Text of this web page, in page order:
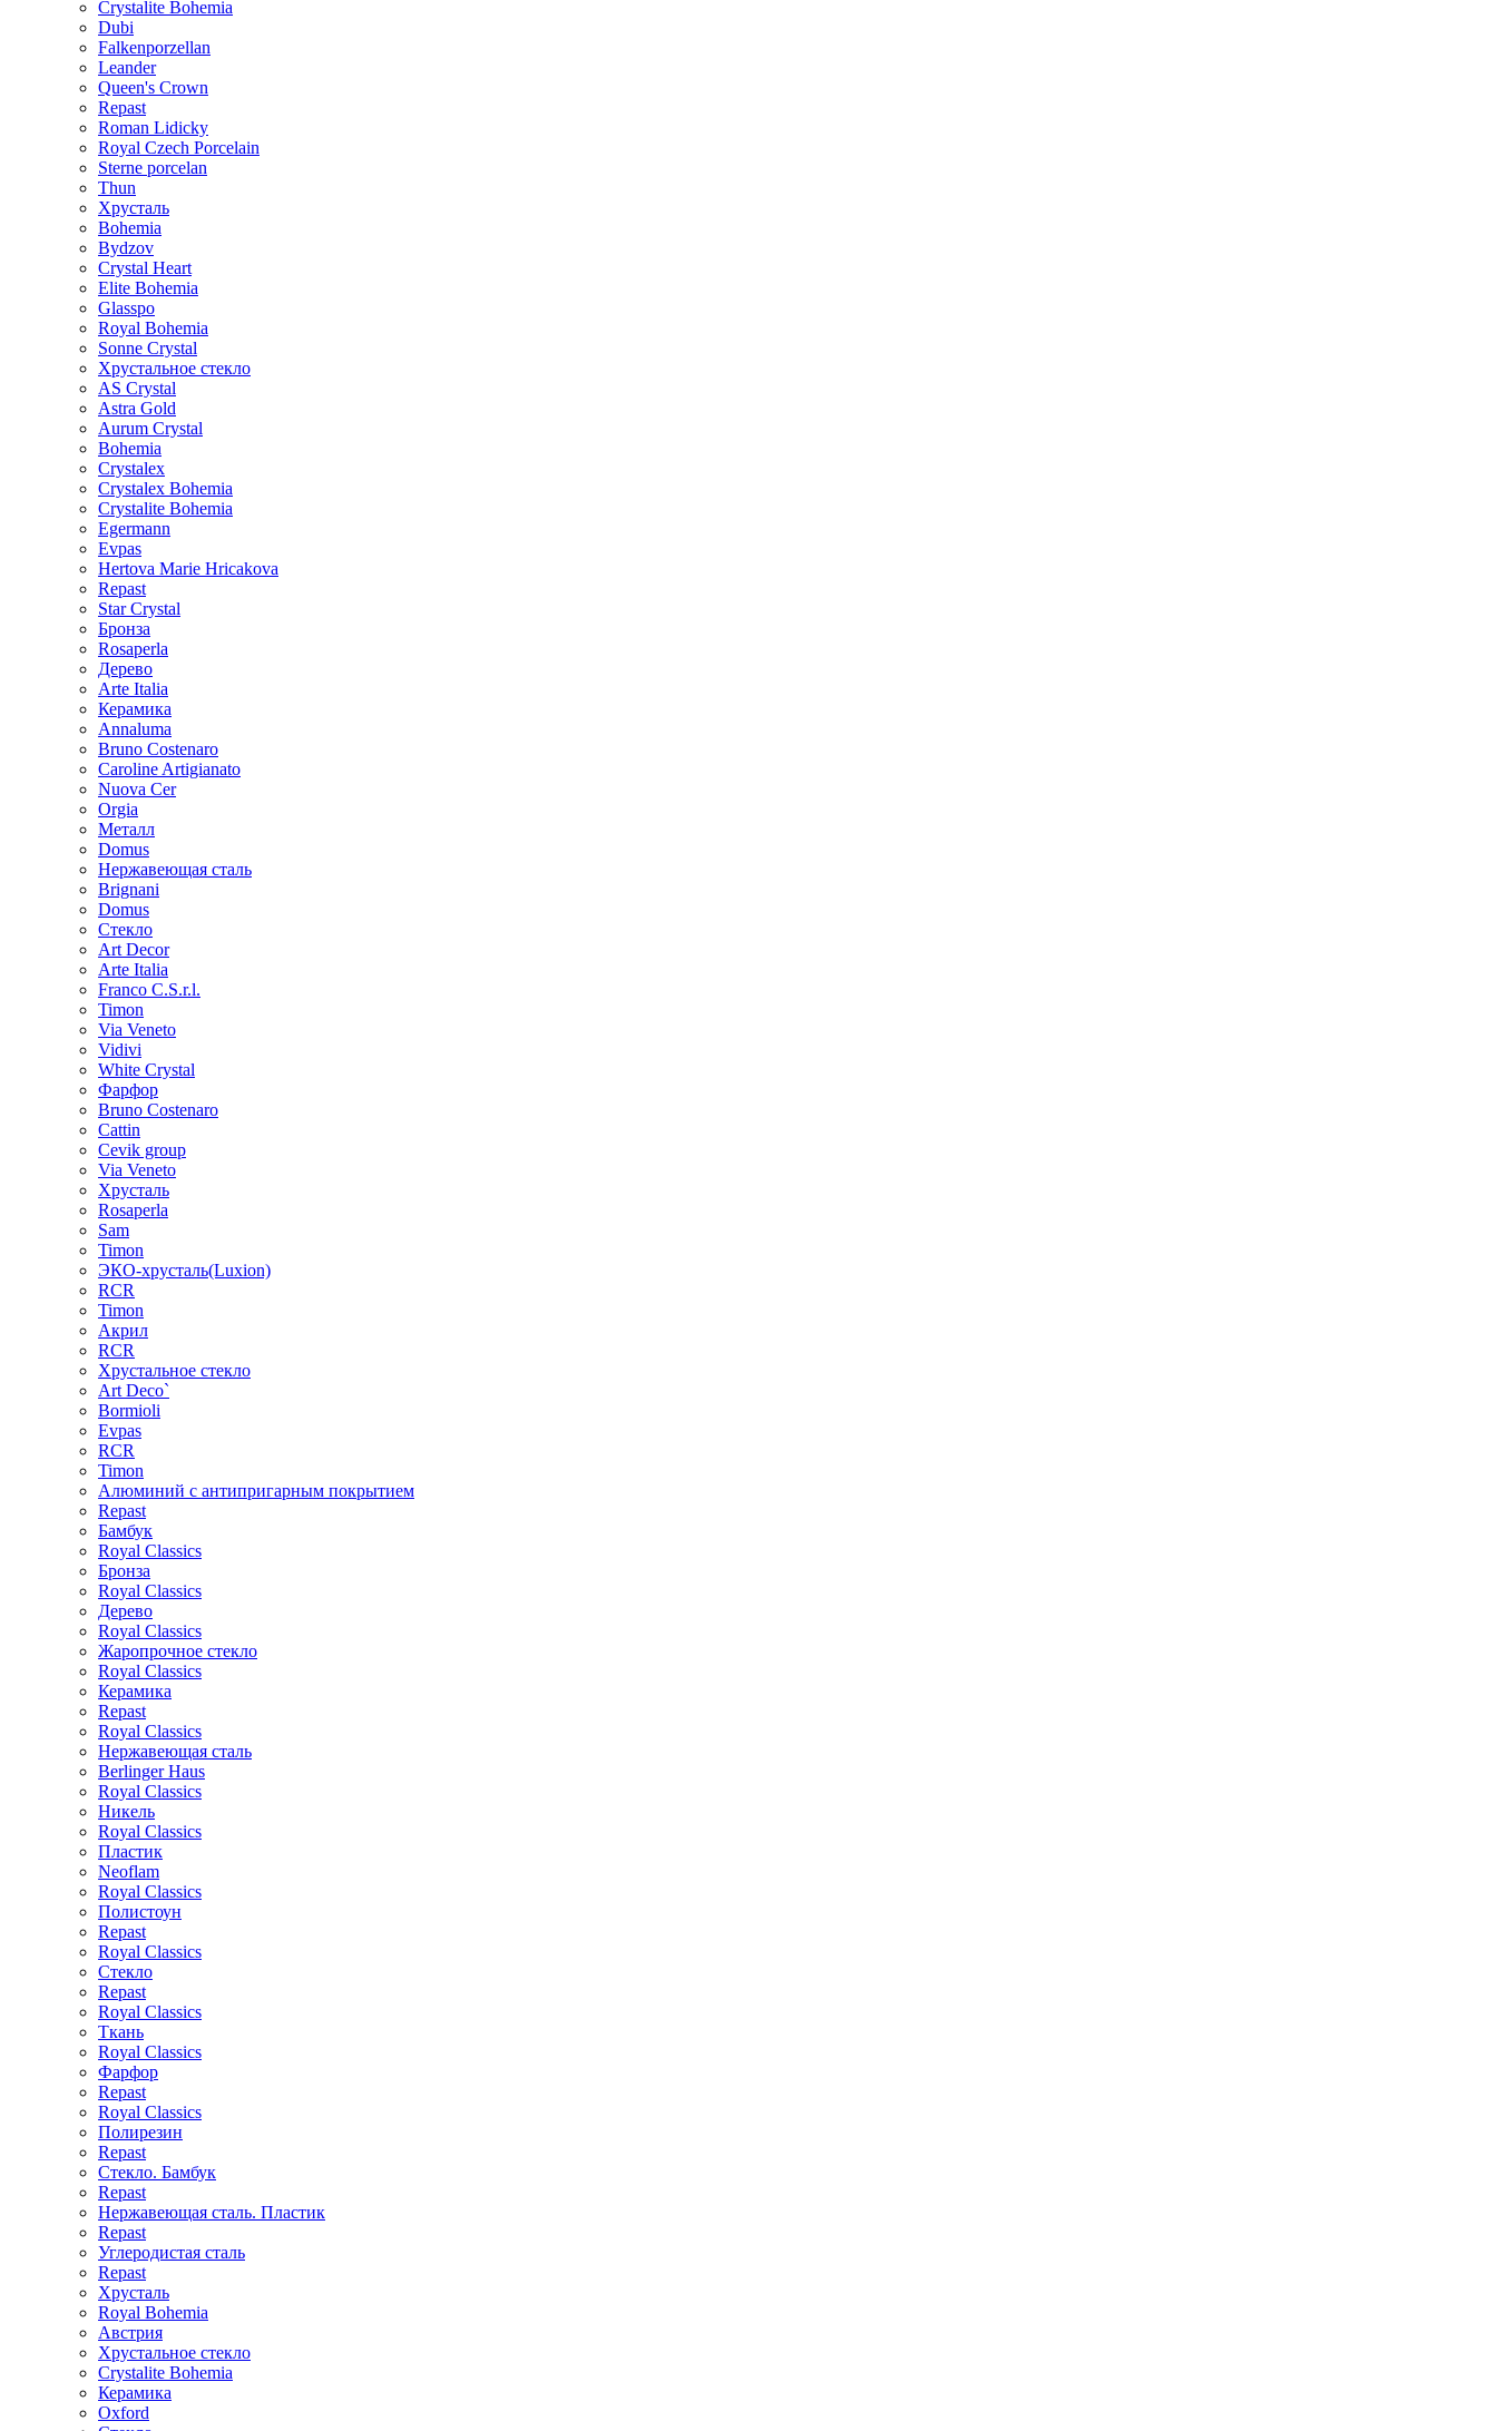
Crystalite Bohemia
Dubi
Falkenporzellan
Leander
Queen's Crown
Repast
Roman Lidicky
Royal Czech Porcelain
Sterne porcelan
Thun
Хрусталь
Bohemia
Bydzov
Crystal Heart
Elite Bohemia
Glasspo
Royal Bohemia
Sonne Crystal
Хрустальное стекло
AS Crystal
Astra Gold
Aurum Crystal
Bohemia
Crystalex
Crystalex Bohemia
Crystalite Bohemia
Egermann
Evpas
Hertova Marie Hricakova
Repast
Star Crystal
Бронза
Rosaperla
Дерево
Arte Italia
Керамика
Annaluma
Bruno Costenaro
Caroline Artigianato
Nuova Cer
Orgia
Металл
Domus
Нержавеющая сталь
Brignani
Domus
Стекло
Art Decor
Arte Italia
Franco C.S.r.l.
Timon
Via Veneto
Vidivi
White Crystal
Фарфор
Bruno Costenaro
Cattin
Cevik group
Via Veneto
Хрусталь
Rosaperla
Sam
Timon
ЭКО-хрусталь(Luxion)
RCR
Timon
Акрил
RCR
Хрустальное стекло
Art Deco`
Bormioli
Evpas
RCR
Timon
Алюминий с антипригарным покрытием
Repast
Бамбук
Royal Classics
Бронза
Royal Classics
Дерево
Royal Classics
Жаропрочное стекло
Royal Classics
Керамика
Repast
Royal Classics
Нержавеющая сталь
Berlinger Haus
Royal Classics
Никель
Royal Classics
Пластик
Neoflam
Royal Classics
Полистоун
Repast
Royal Classics
Стекло
Repast
Royal Classics
Ткань
Royal Classics
Фарфор
Repast
Royal Classics
Полирезин
Repast
Стекло. Бамбук
Repast
Нержавеющая сталь. Пластик
Repast
Углеродистая сталь
Repast
Хрусталь
Royal Bohemia
Австрия
Хрустальное стекло
Crystalite Bohemia
Керамика
Oxford